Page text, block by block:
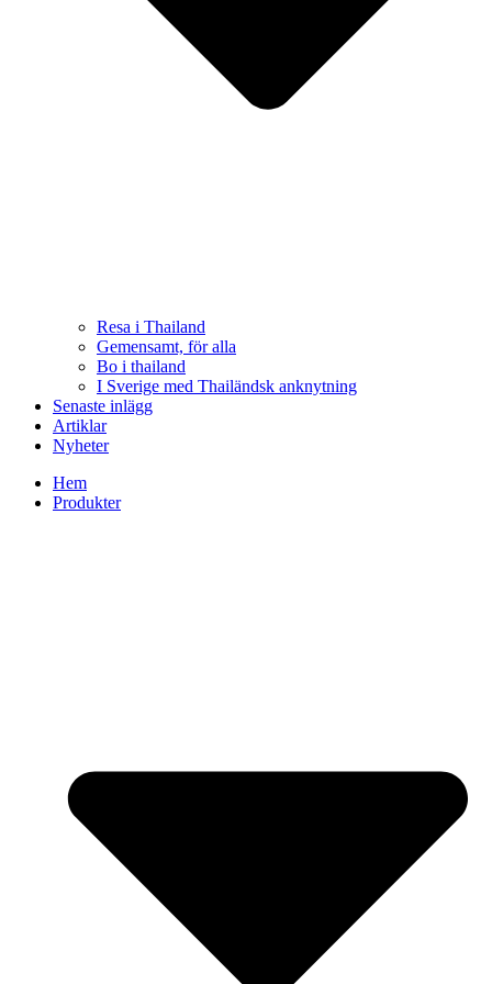
Resa i Thailand
Gemensamt, för alla
Bo i thailand
I Sverige med Thailändsk anknytning
Senaste inlägg
Artiklar
Nyheter
Hem
Produkter